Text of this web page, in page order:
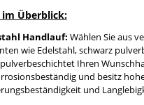
Überblick:
Handlauf: Wählen Sie aus
wie Edelstahl, schwarz
Ihren
und besitz
und